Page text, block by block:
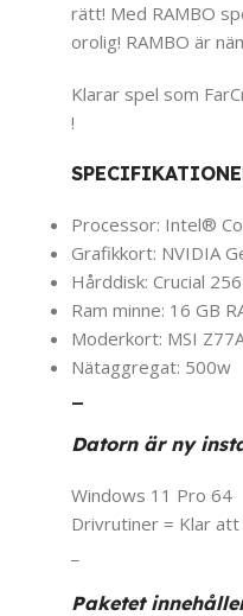
rätt! Med RAMBO
orolig! RAMBO är
Klarar spel som
!
Processor: Intel®
Grafikkort: NVIDIA
Hårddisk: Crucial
Ram minne: 16 GB
Moderkort: MSI
Nätaggregat: 500w
Datorn är ny
Windows 11 Pro 64
Drivrutiner = Klar att
Paketet